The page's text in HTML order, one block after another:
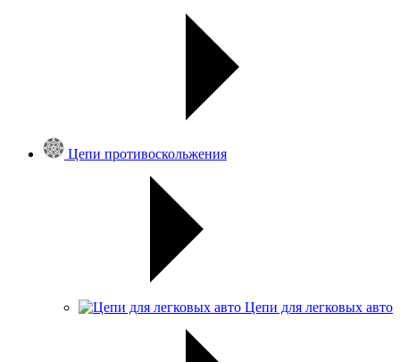
Цепи противоскольжения
Цепи для легковых авто